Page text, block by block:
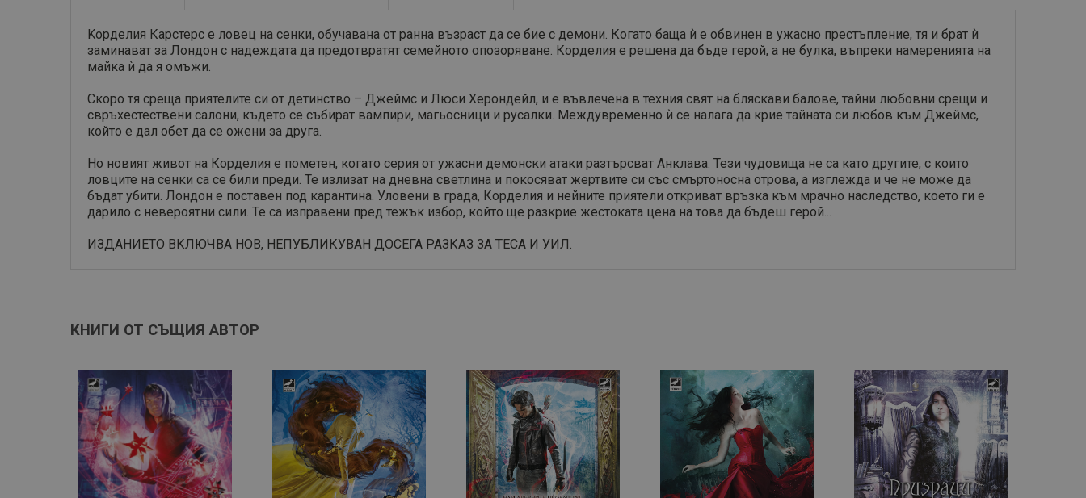
Kорделия Карстерс е ловец на сенки, обучавана от ранна възраст да се бие с демони. Когато баща ѝ е обвинен в ужасно престъпление, тя и брат ѝ
заминават за Лондон с надеждата да предот­вратят семейното опозоряване. Корделия е решена да бъде герой, а не булка, въпреки намеренията на
майка ѝ да я омъжи.
Скоро тя среща приятелите си от детинство – Джеймс и Люси Херондейл, и e въвлечена в техния свят на бляскави балове, тайни любовни срещи и
свръх­естествени салони, където се събират вампири, магьосници и русалки. Междувременно ѝ се налага да крие тайната си любов към Джеймс,
който е дал обет да се ожени за друга.
Но новият живот на Корделия е пометен, когато серия от ужасни демонски атаки разтърсват Анклава. Тези чудовища не са като другите, с които
ловците на сенки са се били преди. Те излизат на дневна светлина и покосяват жертвите си със смъртоносна отрова, а изглежда и че не може да
бъдат убити. Лондон е поставен под карантина. Уловени в града, Корделия и нейните приятели откриват връзка към мрачно наследство, което ги е
дарило с невероятни сили. Те са изправени пред тежък избор, който ще разкрие жестоката цена на това да бъдеш герой...
ИЗДАНИЕТО ВКЛЮЧВА НОВ, НЕПУБЛИКУВАН ДОСЕГА РАЗКАЗ ЗА ТЕСА И УИЛ.
КНИГИ ОТ СЪЩИЯ АВТОР